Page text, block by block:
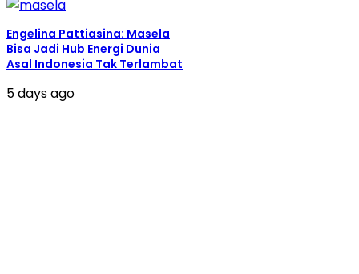
Engelina Pattiasina: Masela
Bisa Jadi Hub Energi Dunia
Asal Indonesia Tak Terlambat
5 days ago